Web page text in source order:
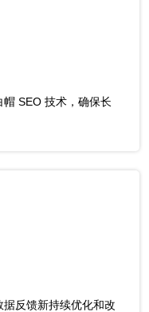
SEO 技术，确保长
反馈新持续优化和改